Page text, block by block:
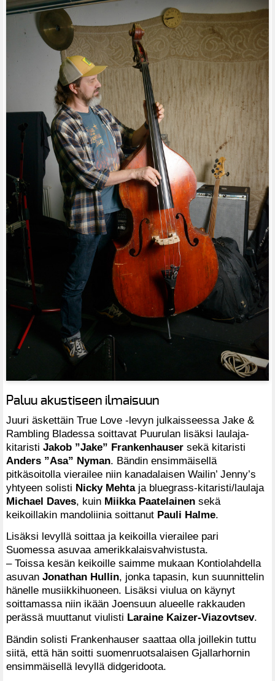
Paluu akustiseen ilmaisuun
Juuri äskettäin True Love -levyn julkaisseessa Jake &
Rambling Bladessa soittavat Puurulan lisäksi laulaja-
kitaristi Jakob ”Jake” Frankenhauser sekä kitaristi
Anders ”Asa” Nyman. Bändin ensimmäisellä
pitkäsoitolla vierailee niin kanadalaisen Wailin’ Jenny’s
yhtyeen solisti Nicky Mehtaja bluegrass-kitaristi/laulaja
Michael Daves, kuin Miikka Paatelainen sekä
keikoillakin mandoliinia soittanut Pauli Halme.
Lisäksi levyllä soittaa ja keikoilla vierailee pari
Suomessa asuvaa amerikkalaisvahvistusta.
– Toissa kesän keikoille saimme mukaan Kontiolahdella
asuvan Jonathan Hullin, jonka tapasin, kun suunnittelin
hänelle musiikkihuoneen. Lisäksi viulua on käynyt
soittamassa niin ikään Joensuun alueelle rakkauden
perässä muuttanut viulisti Laraine Kaizer-Viazovtsev.
Bändin solisti Frankenhauser saattaa olla joillekin tuttu
siitä, että hän soitti suomenruotsalaisen Gjallarhornin
ensimmäisellä levyllä didgeridoota.